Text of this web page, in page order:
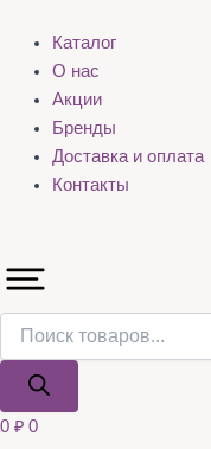
Каталог
О нас
Акции
Бренды
Доставка и оплата
Контакты
0 ₽ 0